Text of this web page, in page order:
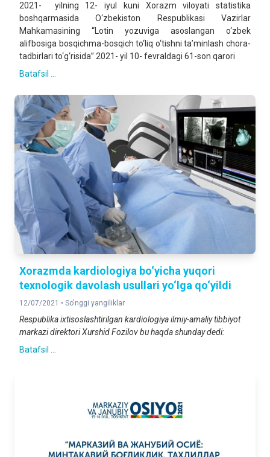
2021- yilning 12- iyul kuni Xorazm viloyati statistika
boshqarmasida O‘zbekiston Respublikasi Vazirlar
Mahkamasining “Lotin yozuviga asoslangan o‘zbek
alifbosiga bosqichma-bosqich to‘liq o‘tishni ta’minlash chora-
tadbirlari to‘g‘risida” 2021- yil 10- fevraldagi 61-son qarori
Batafsil ...
Xorazmda kardiologiya bo‘yicha yuqori
texnologik davolash usullari yo‘lga qo‘yildi
12/07/2021 • So'nggi yangiliklar
Respublika ixtisoslashtirilgan kardiologiya ilmiy-amaliy tibbiyot
markazi direktori Xurshid Fozilov bu haqda shunday dedi:
Batafsil ...